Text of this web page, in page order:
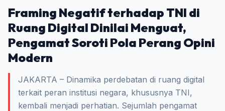
Framing Negatif terhadap TNI di
Ruang Digital Dinilai Menguat,
Pengamat Soroti Pola Perang Opini
Modern
JAKARTA – Dinamika perdebatan di ruang digital
terkait peran institusi negara, khususnya TNI,
kembali menjadi perhatian. Sejumlah pengamat